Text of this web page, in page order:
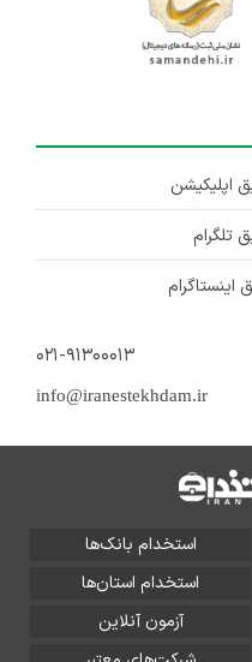
اپلیکیشن
تلگرام
۰۲۱-۹۱۳۰۰۰۱۳
info@iranestekhdam.ir
استخدام بانک‌ها
استخدام استان‌ها
آزمون آنلاین